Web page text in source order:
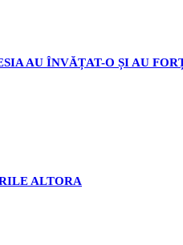
AU ÎNVĂȚAT-O ȘI AU
ALTORA